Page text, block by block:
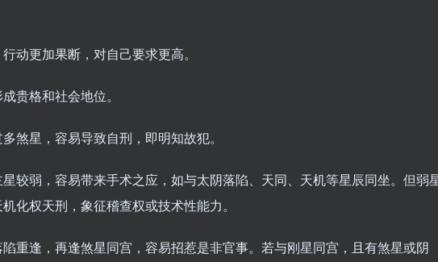
动更加果断，对自己要求更高。
贵格和社会地位。
煞星，容易导致自刑，即明知故犯。
较弱，容易带来手术之应，如与太阴落陷、天同、天机等星辰同坐。但弱
化权天刑，象征稽查权或技术性能力。
重逢，再逢煞星同宫，容易招惹是非官事。若与刚星同宫，且有煞星或阴